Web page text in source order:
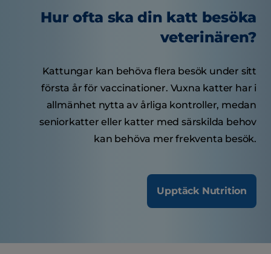
Hur ofta ska din katt besöka
veterinären?
Kattungar kan behöva flera besök under sitt
första år för vaccinationer. Vuxna katter har i
allmänhet nytta av årliga kontroller, medan
seniorkatter eller katter med särskilda behov
kan behöva mer frekventa besök.
Upptäck Nutrition